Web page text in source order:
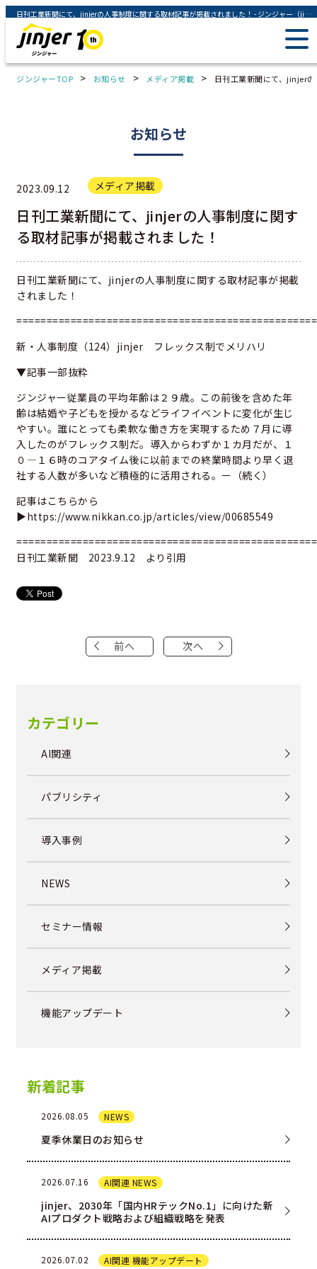
日刊工業新聞にて、jinjerの人事制度に関する取材記事が掲載されました！ - ジンジャー（jinjer）｜統合型人事システム
ジンジャーTOP > お知らせ > メディア掲載 > 日刊工業新聞にて、jinjer
お知らせ
2023.09.12 メディア掲載
日刊工業新聞にて、jinjerの人事制度に関す
る取材記事が掲載されました！
日刊工業新聞にて、jinjerの人事制度に関する取材記事が掲載
されました！
新・人事制度（124）jinjer フレックス制でメリハリ
▼記事一部抜粋
ジンジャー従業員の平均年齢は２９歳。この前後を含めた年
齢は結婚や子どもを授かるなどライフイベントに変化が生じ
やすい。誰にとっても柔軟な働き方を実現するため７月に導
入したのがフレックス制だ。導入からわずか１カ月だが、１
０―１６時のコアタイム後に以前までの終業時間より早く退
社する人数が多いなど積極的に活用される。ー（続く）
記事はこちらから
▶https://www.nikkan.co.jp/articles/view/00685549
日刊工業新聞 2023.9.12 より引用
前へ 次へ
カテゴリー
AI関連
パブリシティ
導入事例
NEWS
セミナー情報
メディア掲載
機能アップデート
新着記事
2026.08.05 NEWS
夏季休業日のお知らせ
2026.07.16 AI関連 NEWS
jinjer、2030年「国内HRテックNo.1」に向けた新
AIプロダクト戦略および組織戦略を発表
2026.07.02 AI関連 機能アップデート